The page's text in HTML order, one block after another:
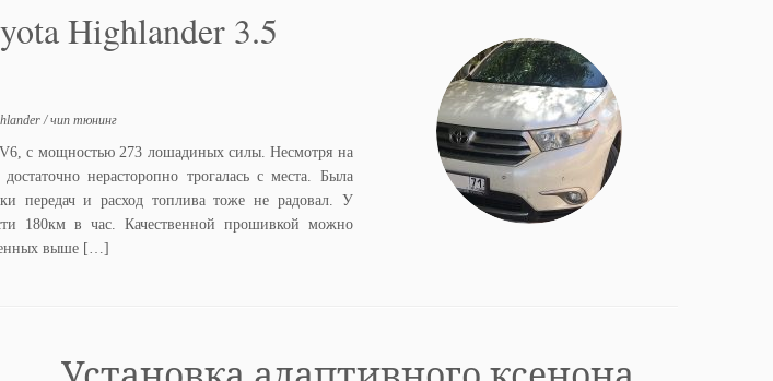
Highlander 3.5
/чип тюнинг
с мощностью 273 лошадиных силы. Несмотря на
нерасторопно трогалась с места. Была
передач и расход топлива тоже не радовал. У
180км в час. Качественной прошивкой можно
выше […]